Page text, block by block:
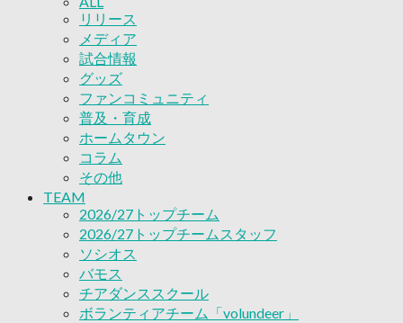
HOMEGAME
観戦ルール＆マナー
ホームゲーム運営管理規定
Jリーグ運営管理規定
写真・動画使用ガイドライン
ロートフィールド奈良
SCHEDULE
2026/27
練習見学時のファンサービスについて
TICKET
奈良クラブ明治安田J3リーグ2026/27シーズン試
合観戦チケット
奈良クラブ明治安田Ｊ3リーグ 2026/27シーズン
「鹿パス」
観戦ルール＆マナー
FANCOMMUNITY
リリース
メディア
試合情報
グッズ
ファンコミュニティ
普及・育成
ホームタウン
コラム
その他
TEAM
2026/27トップチーム
2026/27トップチームスタッフ
ソシオス
バモス
チアダンススクール
ボランティアチーム「volundeer」